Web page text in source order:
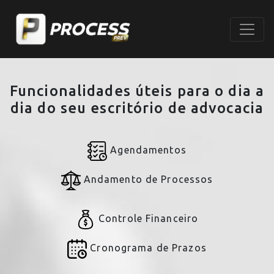
Funcionalidades úteis para o dia a
dia do seu escritório de advocacia
Agendamentos
Andamento de Processos
Controle Financeiro
Cronograma de Prazos